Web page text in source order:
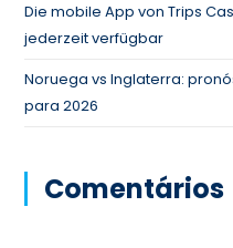
Die mobile App von Trips
jederzeit verfügbar
Noruega vs Inglaterra:
para 2026
Comentários